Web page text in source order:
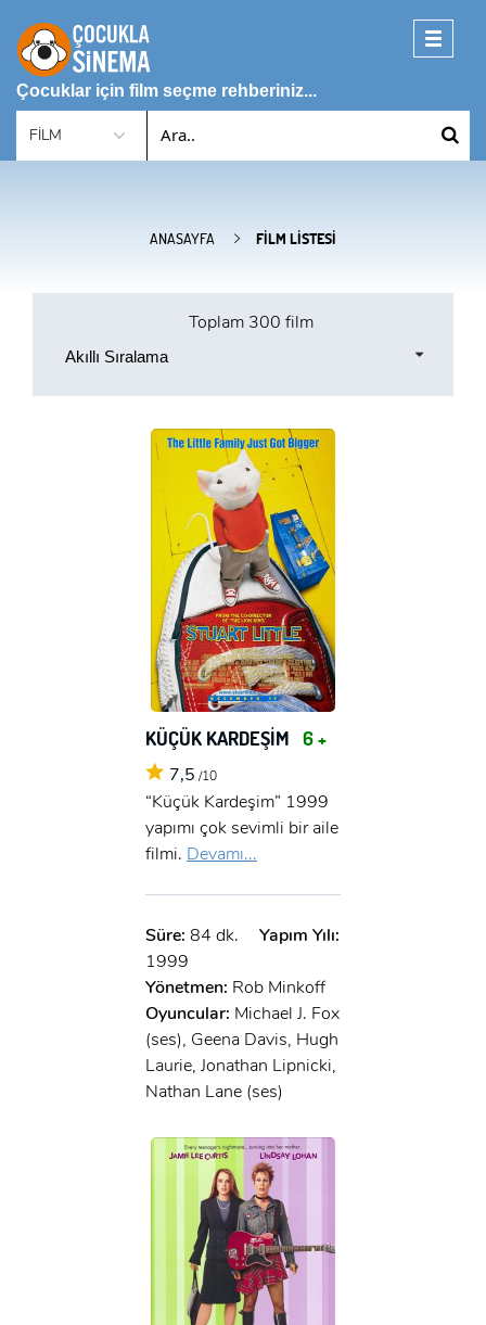
Toggle
Çocuklar için film seçme rehberiniz...
ANASAYFA FILM LISTESI
Toplam 300 film
Akıllı Sıralama
KÜÇÜK KARDEŞİM 6 +
7,5 /10
“Küçük Kardeşim” 1999
yapımı çok sevimli bir aile
filmi. Devamı...
Süre: 84 dk.
Yapım Yılı:
1999
Yönetmen: Rob Minkoff
Oyuncular: Michael J. Fox
(ses), Geena Davis, Hugh
Laurie, Jonathan Lipnicki,
Nathan Lane (ses)